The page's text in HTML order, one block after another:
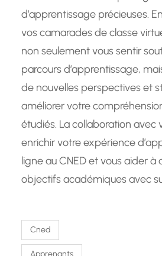
d’apprentissage précieuses.
vos camarades de classe
non seulement vous sentir
parcours d’apprentissage,
de nouvelles perspectives et
améliorer votre
étudiés. La collaboration avec
enrichir votre expérience
ligne au CNED et vous aider à
objectifs académiques avec
Cned